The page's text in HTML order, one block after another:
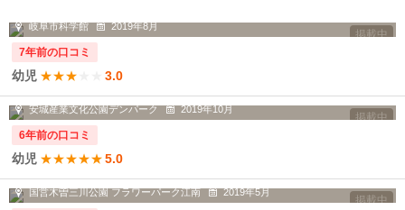
掲載中
岐阜市科学館 2019年8月
7年前の口コミ
幼児 ★★★ 3.0
掲載中
恐竜大好きの息子のために、期間限定...
安城産業文化公園デンパーク 2019年10月
6年前の口コミ
幼児 ★★★★★5.0
掲載中
季節のお花が楽しめる広い公園です。
国営木曽三川公園 フラワーパーク江南 2019年5月